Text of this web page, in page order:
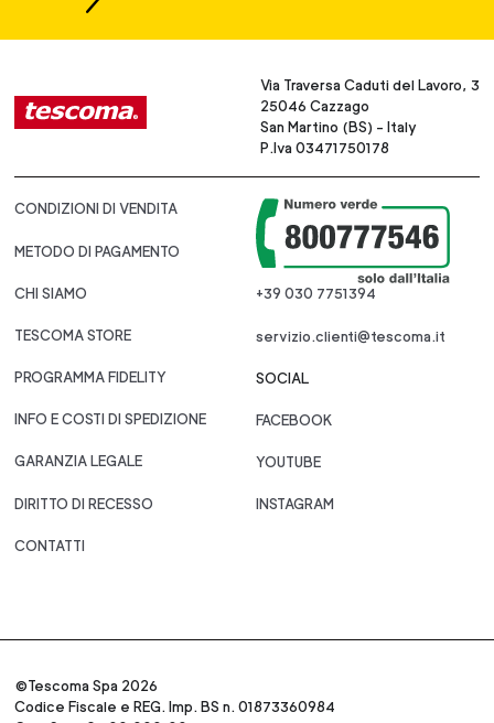
Via Traversa Caduti del Lavoro, 3
25046 Cazzago
San Martino (BS) - Italy
P.Iva 03471750178
CONDIZIONI DI VENDITA
METODO DI PAGAMENTO
CHI SIAMO
TESCOMA STORE
PROGRAMMA FIDELITY
INFO E COSTI DI SPEDIZIONE
GARANZIA LEGALE
DIRITTO DI RECESSO
CONTATTI
+39 030 7751394
servizio.clienti@tescoma.it
SOCIAL
FACEBOOK
YOUTUBE
INSTAGRAM
©Tescoma Spa 2026
Codice Fiscale e REG. Imp. BS n. 01873360984